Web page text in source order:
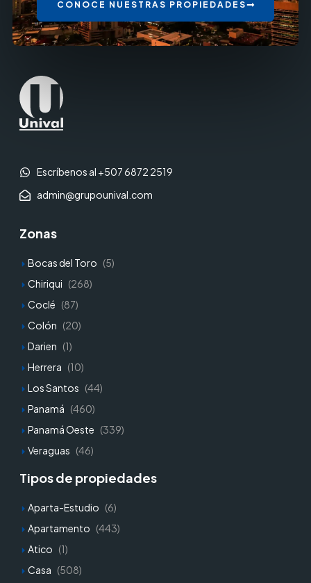
CONOCE NUESTRAS PROPIEDADES
Escríbenos al +507 6872 2519
admin@grupounival.com
Zonas
Bocas del Toro (5)
Chiriqui (268)
Coclé (87)
Colón (20)
Darien (1)
Herrera (10)
Los Santos (44)
Panamá (460)
Panamá Oeste (339)
Veraguas (46)
Tipos de propiedades
Aparta-Estudio (6)
Apartamento (443)
Atico (1)
Casa (508)